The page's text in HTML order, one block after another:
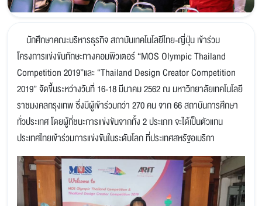
นักศึกษาคณะบริหารธุรกิจ สถาบันเทคโนโลยีไทย-ญี่ปุ่น เข้าร่วม
โครงการแข่งขันทักษะทางคอมพิวเตอร์ “MOS Olympic Thailand
Competition 2019”และ “Thailand Design Creator Competition
2019” จัดขึ้นระหว่างวันที่ 16-18 มีนาคม 2562 ณ มหาวิทยาลัยเทคโนโลยี
ราชมงคลกรุงเทพ ซึ่งมีผู้เข้าร่วมกว่า 270 คน จาก 66 สถาบันการศึกษา
ทั่วประเทศ โดยผู้ที่ชนะการแข่งขันจากทั้ง 2 ประเภท จะได้เป็นตัวแทน
ประเทศไทยเข้าร่วมการแข่งขันในระดับโลก ที่ประเทศสหรัฐอเมริกา